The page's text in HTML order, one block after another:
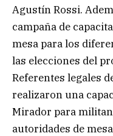
Agustín Rossi.
campaña de
mesa para los
las elecciones del
Referentes legales
realizaron una
Mirador para
autoridades de